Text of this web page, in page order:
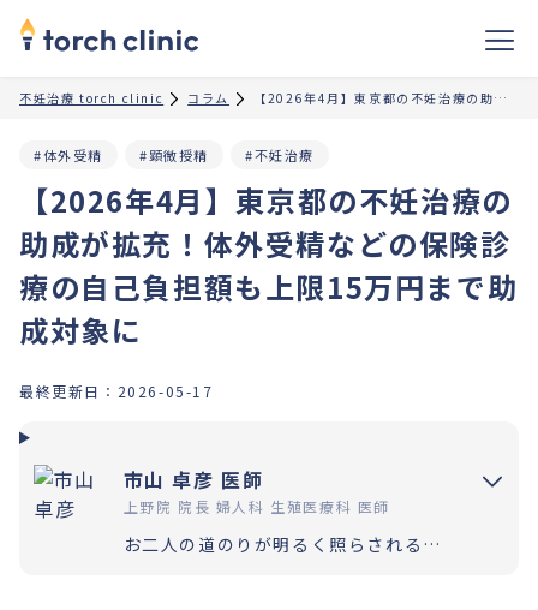
不妊治療 torch clinic コラム 【2026年4月】東京都の不妊治療の助成が拡充！体外受精などの保険診療の自己負担額も上限15万円まで助成対象に
【2026年4月】東京都の不妊治療の
助成が拡充！体外受精などの保険診
療の自己負担額も上限15万円まで助
成対象に
#体外受精 #顕微授精 #不妊治療
最終更新日： 2026-05-17
市山 卓彦 医師
上野院 院長 婦人科 生殖医療科 医師
お二人の道のりが明るく照らされるよう「理解」と「納得」の上で選択いただく過程を大切にしています。エビデンスに基づいた高水準の医療提供により「幸せな家族計画の実現」をお手伝いさせていただきます。